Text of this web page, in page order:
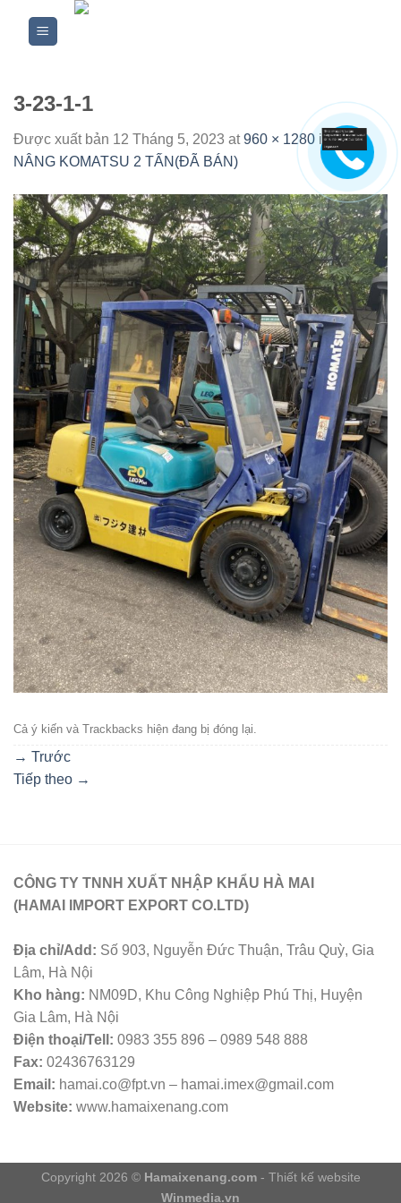
3-23-1-1
Được xuất bản 12 Tháng 5, 2023 at960 × 1280 inXE
NÂNG KOMATSU 2 TẤN(ĐÃ BÁN)
Cả ý kiến ​​và Trackbacks hiện đang bị đóng lại.
→ Trước
Tiếp theo →
CÔNG TY TNNH XUẤT NHẬP KHẨU HÀ MAI
(HAMAI IMPORT EXPORT CO.LTD)
Địa chỉ/Add: Số 903, Nguyễn Đức Thuận, Trâu Quỳ, Gia
Lâm, Hà Nội
Kho hàng: NM09D, Khu Công Nghiệp Phú Thị, Huyện
Gia Lâm, Hà Nội
Điện thoại/Tell: 0983 355 896 – 0989 548 888
Fax: 02436763129
Email: hamai.co@fpt.vn – hamai.imex@gmail.com
Website: www.hamaixenang.com
Copyright 2026 © Hamaixenang.com- Thiết kế website
Winmedia.vn